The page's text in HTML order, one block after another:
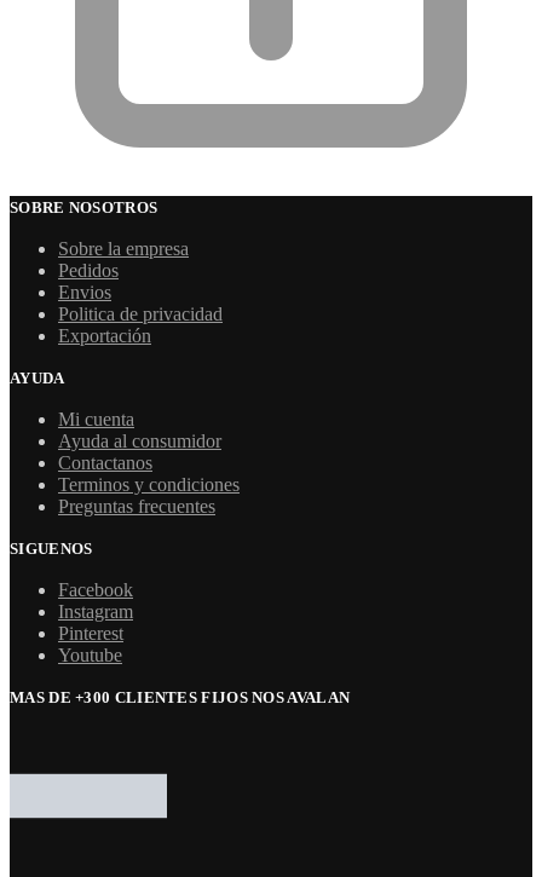
SOBRE NOSOTROS
Sobre la empresa
Pedidos
Envios
Politica de privacidad
Exportación
AYUDA
Mi cuenta
Ayuda al consumidor
Contactanos
Terminos y condiciones
Preguntas frecuentes
SIGUENOS
Facebook
Instagram
Pinterest
Youtube
MAS DE +300 CLIENTES FIJOS NOS AVALAN